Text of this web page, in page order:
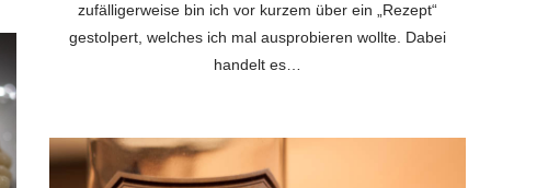
zufälligerweise bin ich vor kurzem über ein „Rezept“
gestolpert, welches ich mal ausprobieren wollte. Dabei
handelt es…